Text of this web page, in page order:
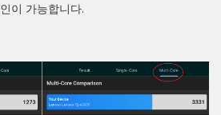
인이 가능합니다.